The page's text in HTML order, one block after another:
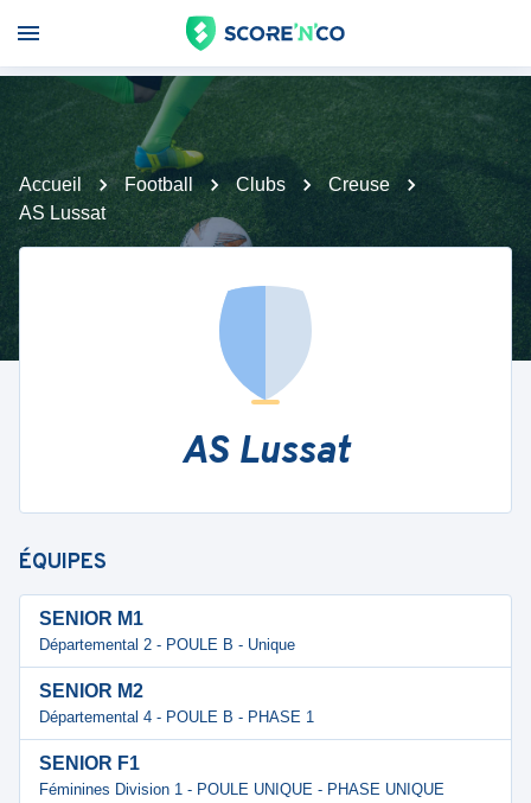
Accueil Football Clubs
Creuse
AS Lussat
AS Lussat
ÉQUIPES
SENIOR M1
Départemental 2 - POULE B - Unique
SENIOR M2
Départemental 4 - POULE B - PHASE 1
SENIOR F1
Féminines Division 1 - POULE UNIQUE - PHASE UNIQUE